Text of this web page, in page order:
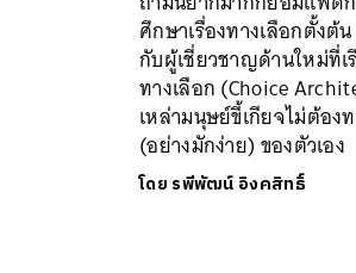
ศึกษาเรื่องทางเลือกตั้งต้
กับผู้เชี่ยวชาญด้านใหม่ที่
ทางเลือก (Choice
เหล่ามนุษย์ขี้เกียจไม่ต้อง
(อย่างมักง่าย) ของตัวเอง
โดย รพีพัฒน์ อิงคสิทธิ์